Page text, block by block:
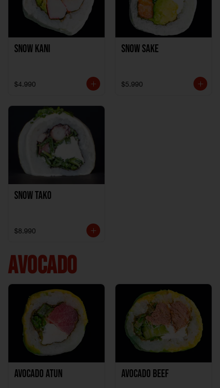
Snow Kani
$4.990
Snow Sake
$5.990
Snow Tako
$8.990
AVOCADO
Avocado Atun Avocado Beef